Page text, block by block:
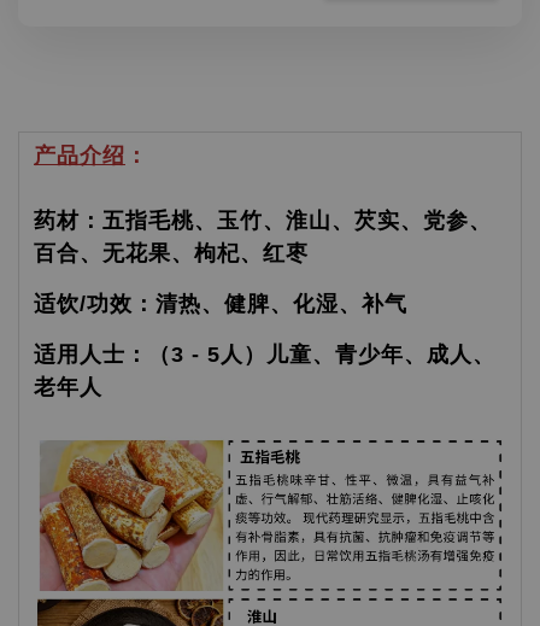
产品介绍 ：
药材：五指毛桃、玉竹、淮山、芡实、党参、
百合、无花果、枸杞、红枣
适饮/功效：清热、健脾、化湿、补气
适用人士：（3 - 5人）儿童、青少年、成人、
老年人